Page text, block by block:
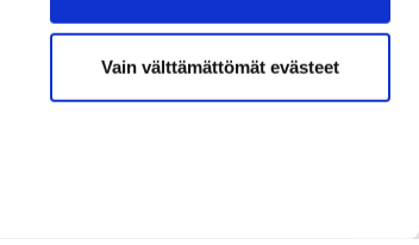
Vain välttämättömät evästeet